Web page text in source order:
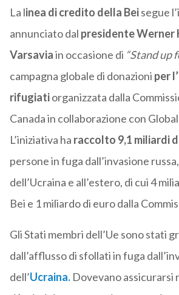
La linea di credito della Beisegue
annunciatodal presidente Werner
Varsaviain occasione di “Stand up
campagna globale di donazioni per
rifugiatiorganizzata dalla
Canada in collaborazione con
L’iniziativa ha raccolto 9,1 miliardi
persone in fuga dall’invasione
dell’Ucraina e all’estero, di cui 4
Bei e 1 miliardo di euro dalla
Gli Stati membri dell’Ue sono stati
dall’afflusso di sfollati in fuga
dell’Ucraina.Dovevano assicurarsi